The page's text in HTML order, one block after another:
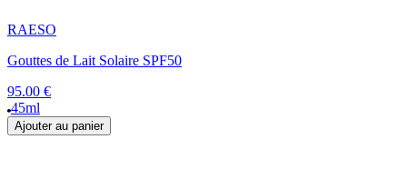
RAESO
Gouttes de Lait Solaire SPF50
95.00 €
45ml
Ajouter au panier